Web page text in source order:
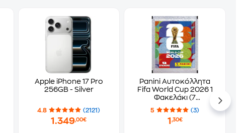
Apple iPhone 17 Pro
256GB - Silver
4.8 (2121)
1.349,00€
Panini Αυτοκόλλητα
Fifa World Cup 2026 1
Φακελάκι (7
Αυτοκόλλητα)
5 (3)
1 ,30€